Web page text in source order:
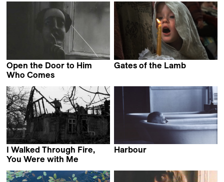
Open the Door to Him
Who Comes
Gates of the Lamb
I Walked Through Fire,
You Were with Me
Harbour